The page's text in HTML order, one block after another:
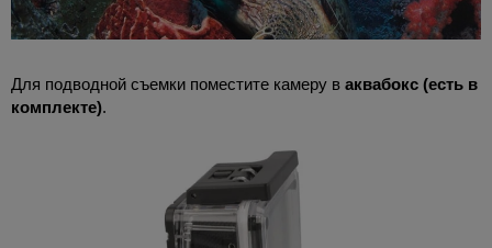
Для подводной съемки поместите камеру в аквабокс (есть в
комплекте).